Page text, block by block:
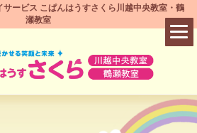
サービス こぱんはうすさくら川越中央教室・鶴
瀬教室